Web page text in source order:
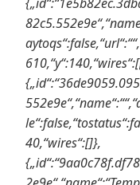
40,“wires“:[]},